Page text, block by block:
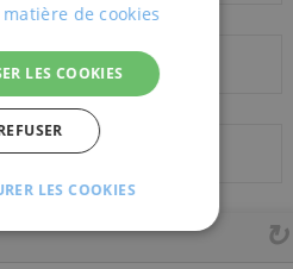
de cookies
LES COOKIES
LES COOKIES
PERFORMANCE